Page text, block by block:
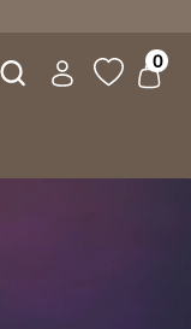
Buscar 0